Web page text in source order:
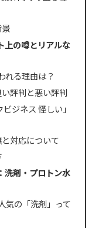
上の噂とリアルな
れる理由は？
評判と悪い評判
ジネス 怪しい」
対応について
剤・プロトン水
気の「洗剤」って